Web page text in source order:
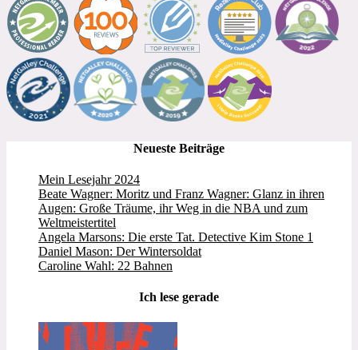
Neueste Beiträge
Mein Lesejahr 2024
Beate Wagner: Moritz und Franz Wagner: Glanz in ihren
Augen: Große Träume, ihr Weg in die NBA und zum
Weltmeistertitel
Angela Marsons: Die erste Tat. Detective Kim Stone 1
Daniel Mason: Der Wintersoldat
Caroline Wahl: 22 Bahnen
Ich lese gerade